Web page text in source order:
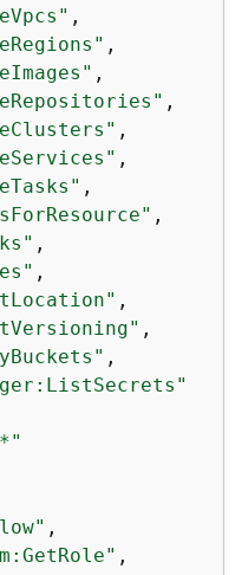
,
,
,
,
,
,
,
,
,
,
,
,
,
,
,